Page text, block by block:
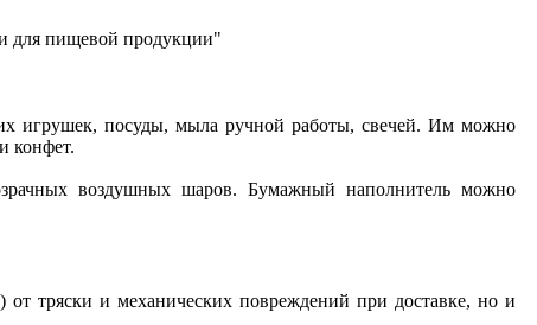
для пищевой продукции"
игрушек, посуды, мыла ручной работы, свечей. Им можно
конфет.
воздушных шаров. Бумажный наполнитель можно
тряски и механических повреждений при доставке, но и